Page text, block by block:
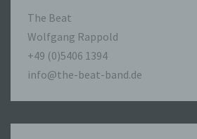
The Beat
Wolfgang Rappold
+49 (0)5406 1394
info@the-beat-band.de
Als identifizierbar wird eine
Person angesehen, die
Kennung wie einem
Kennnummer, zu
mehreren besonderen